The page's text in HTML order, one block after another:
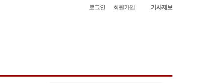
로그인 회원가입 기사제보